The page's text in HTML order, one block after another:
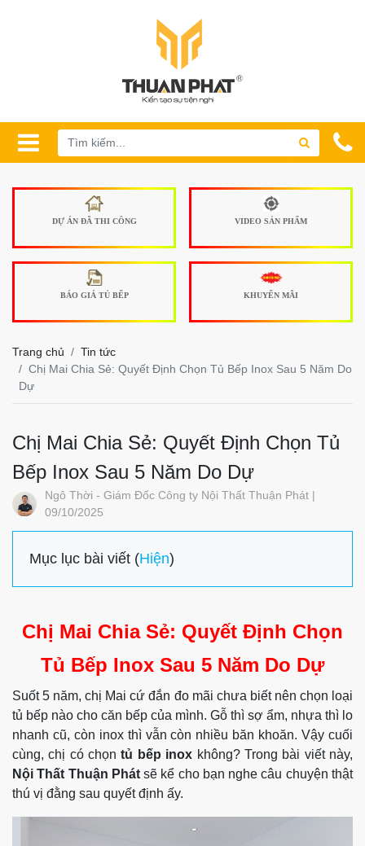
DỰ ÁN ĐÃ THI CÔNG VIDEO SẢN PHẨM
BÁO GIÁ TỦ BẾP KHUYẾN MÃI
Trang chủ
Tin tức
Chị Mai Chia Sẻ: Quyết Định Chọn Tủ Bếp Inox Sau 5 Năm Do
Dự
Chị Mai Chia Sẻ: Quyết Định Chọn Tủ
Bếp Inox Sau 5 Năm Do Dự
Ngô Thời - Giám Đốc Công ty Nội Thất Thuận Phát |
09/10/2025
Mục lục bài viết (Hiện)
Chị Mai Chia Sẻ: Quyết Định Chọn
Tủ Bếp Inox Sau 5 Năm Do Dự
Suốt 5 năm, chị Mai cứ đắn đo mãi chưa biết nên chọn loại
tủ bếp nào cho căn bếp của mình. Gỗ thì sợ ẩm, nhựa thì lo
nhanh cũ, còn inox thì vẫn còn nhiều băn khoăn. Vậy cuối
cùng, chị có chọntủ bếp inox không? Trong bài viết này,
Nội Thất Thuận Phátsẽ kể cho bạn nghe câu chuyện thật
thú vị đằng sau quyết định ấy.